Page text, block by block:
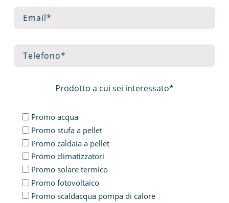
Prodotto a cui sei interessato*
Promo acqua
Promo stufa a pellet
Promo caldaia a pellet
Promo climatizzatori
Promo solare termico
Promo fotovoltaico
Promo scaldacqua pompa di calore